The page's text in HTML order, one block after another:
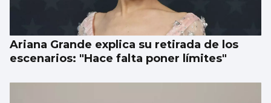
Ariana Grande explica su retirada de los
escenarios: "Hace falta poner límites"